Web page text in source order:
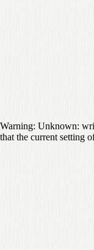
Warning: Unknown:
that the current setting